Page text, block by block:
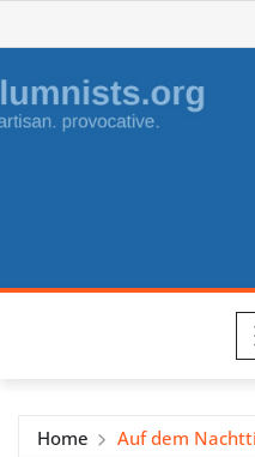
to
content
Home Auf dem